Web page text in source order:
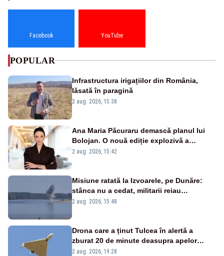
Facebook YouTube
POPULAR
Infrastructura irigațiilor din România,
lăsată în paragină
2 aug. 2026, 15:38
Ana Maria Păcuraru demască planul lui
Bolojan. O nouă ediție explozivă a
emisiunii „Miza Zilei” la Realitatea PLUS
2 aug. 2026, 15:42
Misiune ratată la Izvoarele, pe Dunăre:
stânca nu a cedat, militarii reiau
detonările luni – VIDEO
2 aug. 2026, 15:48
Drona care a ținut Tulcea în alertă a
zburat 20 de minute deasupra apelor
României. Au fost ridicate două F-16
2 aug. 2026, 19:28